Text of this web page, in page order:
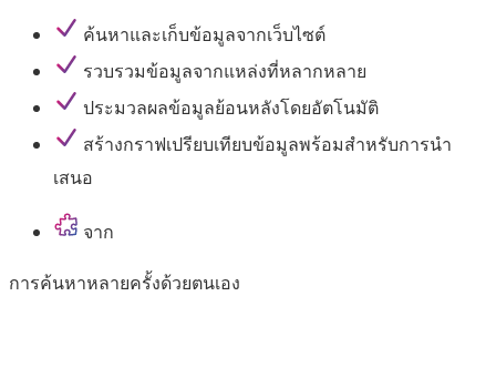
ค้นหาและเก็บข้อมูลจากเว็บไซต์
รวบรวมข้อมูลจากแหล่งที่หลากหลาย
ประมวลผลข้อมูลย้อนหลังโดยอัตโนมัติ
สร้างกราฟเปรียบเทียบข้อมูลพร้อมสำหรับการนำ
เสนอ
จาก
การค้นหาหลายครั้งด้วยตนเอง